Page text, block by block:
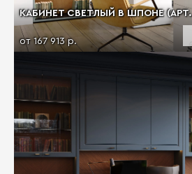
КАБИНЕТ СВЕТЛЫЙ В ШПОНЕ (АРТ.
от 167 913 р.